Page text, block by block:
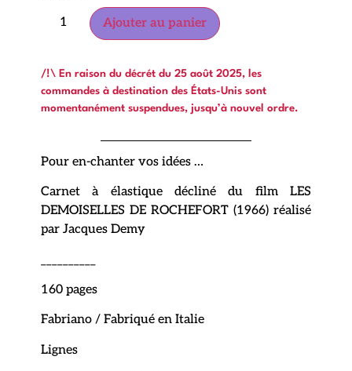
Ajouter au panier
/!\ En raison du décrét du 25 août 2025, les
commandes à destination des États-Unis sont
momentanément suspendues, jusqu’à nouvel ordre.
Pour en-chanter vos idées …
Carnet à élastique décliné du film LES
DEMOISELLES DE ROCHEFORT (1966) réalisé
par Jacques Demy
160 pages
Fabriano / Fabriqué en Italie
Lignes